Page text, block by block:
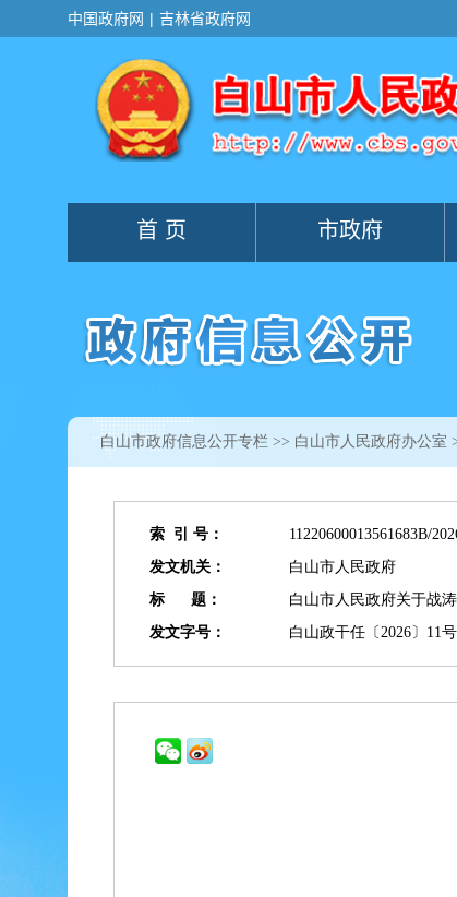
白山市政府信息公开专栏 >> 白山市人民政府办公室
索 引 号： 11220600013561683B/
发文机关：
白山市人民政府
标 题：
白山市人民政府关于战
发文字号：
白山政干任〔2026〕11号